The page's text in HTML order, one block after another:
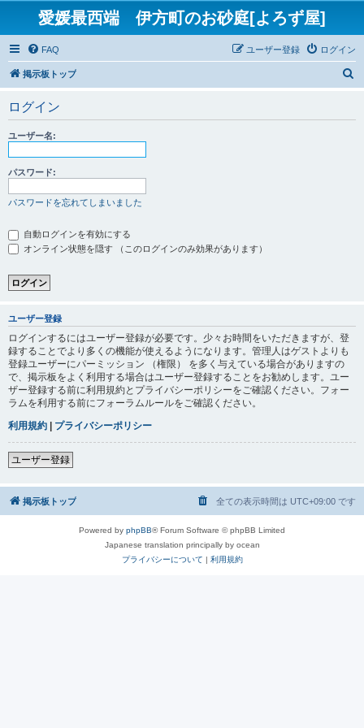
愛媛最西端 伊方町のお砂庭[よろず屋]
FAQ ログイン
ユーザー登録
掲示板トップ
ログイン
ユーザー名:
パスワード:
パスワードを忘れてしまいました
自動ログインを有効にする
オンライン状態を隠す （このログインのみ効果があります）
ユーザー登録
ログインするにはユーザー登録が必要です。少々お時間をいただきますが、登
録することでより多くの機能が使えるようになります。管理人はゲストよりも
登録ユーザーにパーミッション （権限） を多く与えている場合がありますの
で、掲示板をよく利用する場合はユーザー登録することをお勧めします。ユー
ザー登録する前に利用規約とプライバシーポリシーをご確認ください。フォー
ラムを利用する前にフォーラムルールをご確認ください。
利用規約 | プライバシーポリシー
ユーザー登録
掲示板トップ 全ての表示時間は UTC+09:00 です
Powered by phpBB® Forum Software © phpBB Limited
Japanese translation principally by ocean
プライバシーについて | 利用規約